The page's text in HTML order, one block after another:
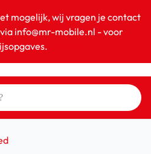
mogelijk, wij vragen je contact
info@mr-mobile.nl - voor